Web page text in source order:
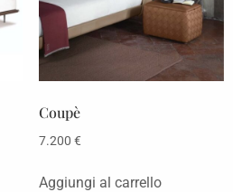
Coupè
7.200 €
Aggiungi al carrello